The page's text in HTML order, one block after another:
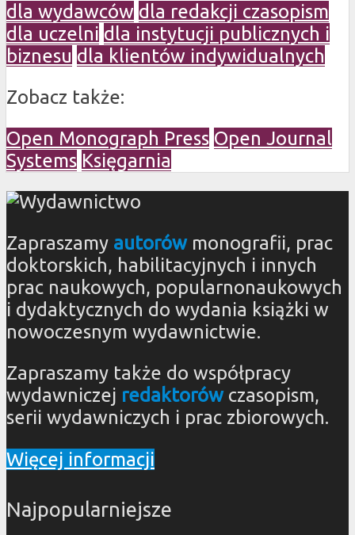
dla wydawców dla redakcji czasopism
dla uczelni dla instytucji publicznych i
biznesu dla klientów indywidualnych
Zobacz także:
Open Monograph Press Open Journal
Systems Księgarnia
Zapraszamy autorówmonografii, prac
doktorskich, habilitacyjnych i innych
prac naukowych, popularnonaukowych
i dydaktycznych do wydania książki w
nowoczesnym wydawnictwie.
Zapraszamy także do współpracy
wydawniczej redaktorówczasopism,
serii wydawniczych i prac zbiorowych.
Więcej informacji
Najpopularniejsze